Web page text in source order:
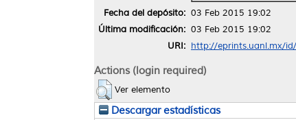
Fecha del depósito: 03 Feb 2015 19:02
Última modificación: 03 Feb 2015 19:02
URI: http://eprints.uanl.mx/
Actions (login required)
Ver elemento
Descargar estadísticas